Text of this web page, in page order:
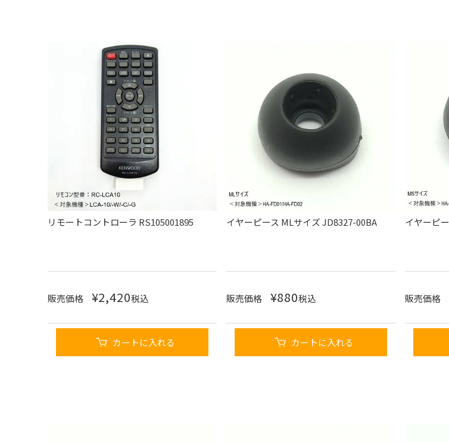
リモートコントローラ RS105001895
販売価格 ¥2,420税込
カートに入れる
イヤーピース MLサイズ JD8327-00BA
販売価格 ¥880税込
カートに入れる
イヤーピ
販売価格